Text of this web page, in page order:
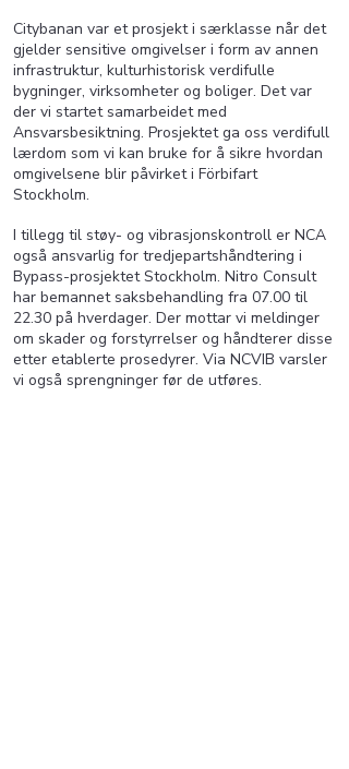
Citybanan var et prosjekt i særklasse når det
gjelder sensitive omgivelser i form av annen
infrastruktur, kulturhistorisk verdifulle
bygninger, virksomheter og boliger. Det var
der vi startet samarbeidet med
Ansvarsbesiktning. Prosjektet ga oss verdifull
lærdom som vi kan bruke for å sikre hvordan
omgivelsene blir påvirket i Förbifart
Stockholm.
I tillegg til støy- og vibrasjonskontroll er NCA
også ansvarlig for tredjepartshåndtering i
Bypass-prosjektet Stockholm. Nitro Consult
har bemannet saksbehandling fra 07.00 til
22.30 på hverdager. Der mottar vi meldinger
om skader og forstyrrelser og håndterer disse
etter etablerte prosedyrer. Via NCVIB varsler
vi også sprengninger før de utføres.